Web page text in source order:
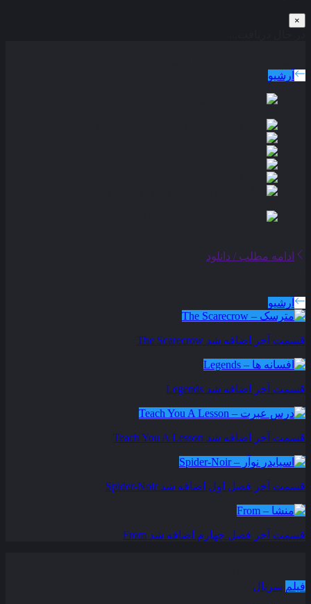
×
آرشیو
ادامه مطلب / دانلود
آرشیو
قسمت آخر اضافه شد The Scarecrow
قسمت آخر اضافه شد Legends
قسمت آخر اضافه شد Teach You A Lesson
قسمت آخر فصل اول اضافه شد Spider-Noir
قسمت آخر فصل چهارم اضافه شد From
فیلم سریال